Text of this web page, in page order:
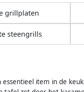
grillplaten
steengrills
item in de